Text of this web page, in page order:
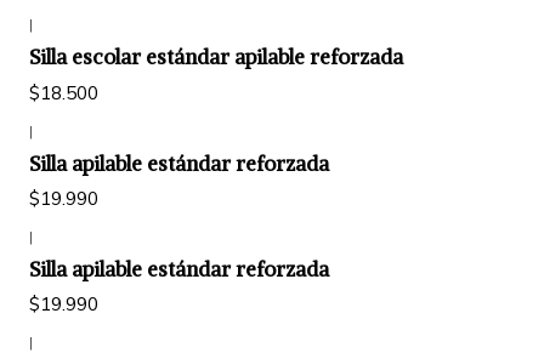
|
Silla escolar estándar apilable reforzada
$18.500
|
Silla apilable estándar reforzada
$19.990
|
Silla apilable estándar reforzada
$19.990
|